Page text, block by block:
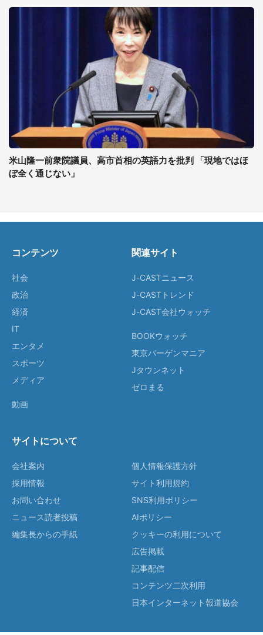
米山隆一前衆院議員、高市首相の英語力を批判 「現地ではほ
ぼ全く通じない」
コンテンツ
社会
政治
経済
IT
エンタメ
スポーツ
メディア
動画
関連サイト
J-CASTニュース
J-CASTトレンド
J-CAST会社ウォッチ
BOOKウォッチ
東京バーゲンマニア
Jタウンネット
ゼロまる
サイトについて
会社案内
採用情報
お問い合わせ
ニュース読者投稿
編集長からの手紙
個人情報保護方針
サイト利用規約
SNS利用ポリシー
AIポリシー
クッキーの利用について
広告掲載
記事配信
コンテンツ二次利用
日本インターネット報道協会